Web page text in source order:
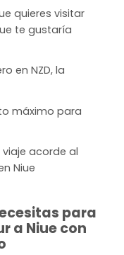
quieres visitar
te gustaría
en NZD, la
máximo para
acorde al
Niue
para
a Niue con